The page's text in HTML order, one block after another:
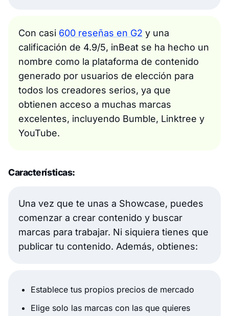
Con casi 600 reseñas en G2 y una
calificación de 4.9/5, inBeat se ha hecho un
nombre como la plataforma de contenido
generado por usuarios de elección para
todos los creadores serios, ya que
obtienen acceso a muchas marcas
excelentes, incluyendo Bumble, Linktree y
YouTube.
Características:
Una vez que te unas a Showcase, puedes
comenzar a crear contenido y buscar
marcas para trabajar. Ni siquiera tienes que
publicar tu contenido. Además, obtienes:
Establece tus propios precios de mercado
Elige solo las marcas con las que quieres